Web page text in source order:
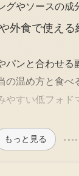
グやソースの成
外食で使える
パンと合わせる
の温め方と食べ
やすい低フォド
もっと見る